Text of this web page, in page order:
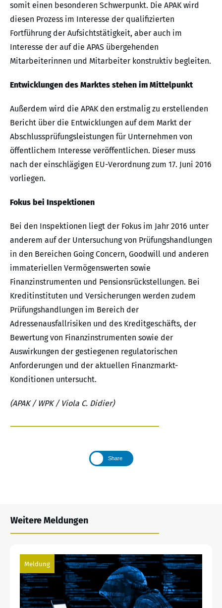
somit einen besonderen Schwerpunkt. Die APAK wird
diesen Prozess im Interesse der qualifizierten
Fortführung der Aufsichtstätigkeit, aber auch im
Interesse der auf die APAS übergehenden
Mitarbeiterinnen und Mitarbeiter konstruktiv begleiten.
Entwicklungen des Marktes stehen im Mittelpunkt
Außerdem wird die APAK den erstmalig zu erstellenden
Bericht über die Entwicklungen auf dem Markt der
Abschlussprüfungsleistungen für Unternehmen von
öffentlichem Interesse veröffentlichen. Dieser muss
nach der einschlägigen EU-Verordnung zum 17. Juni 2016
vorliegen.
Fokus bei Inspektionen
Bei den Inspektionen liegt der Fokus im Jahr 2016 unter
anderem auf der Untersuchung von Prüfungshandlungen
in den Bereichen Going Concern, Goodwill und anderen
immateriellen Vermögenswerten sowie
Finanzinstrumenten und Pensionsrückstellungen. Bei
Kreditinstituten und Versicherungen werden zudem
Prüfungshandlungen im Bereich der
Adressenausfallrisiken und des Kreditgeschäfts, der
Bewertung von Finanzinstrumenten sowie der
Auswirkungen der gestiegenen regulatorischen
Anforderungen und der aktuellen Finanzmarkt-
Konditionen untersucht.
(APAK / WPK / Viola C. Didier)
Share
Weitere Meldungen
Meldung